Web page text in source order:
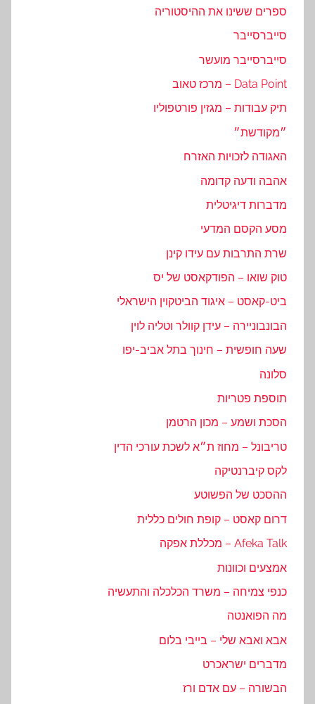
ספרים ששינו את ההיסטוריה
סייברסייבר
סייברסייבר מועשר
Data Point – מרכז טאוב
תיק עבודות – מגזין פורטפוליו
״מקודשת״
האגודה לזכויות האזרח
אהבה ודעה קדומה
מדברות דיגיטלית
מסע הקסם המדעי
שרת התרבות עם עידו קינן
טוק שואו – הפודקאסט של יס
ביט-קאסט – איגוד הביטקוין הישראלי
הבונבוניירה – עידן קוולר וטליה לוין
שעה חופשית – חינוך בתל אביב-יפו
סלונה
תוספת פטריות
הסכת ושמע – מכון הרטמן
טריבונל – מחוז ת״א לשכת עורכי הדין
לקס קיברנטיקה
ההסכט של הפשוטע
דרום קאסט – קופת חולים כללית
Afeka Talk – מכללת אפקה
אמצעים וכוונות
כנפי צמיחה – משרד הכלכלה והתעשיה
מה הפואנטה
אבא ואבא שלי – בייבי בלום
מדברים ישראכרט
הבשורה – עם אדם ורז